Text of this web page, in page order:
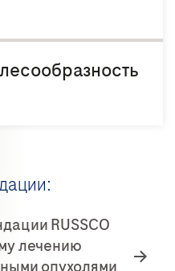
RUSSCO
лечению
опухолями